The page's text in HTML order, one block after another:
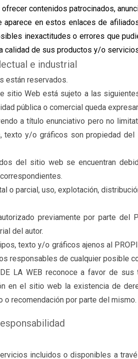
ofrecer contenidos patrocinados,
aparece en estos enlaces de
inexactitudes o errores que
calidad de sus productos y/o
e industrial
están reservados.
sitio Web está sujeto a las
pública o comercial queda
a título enunciativo pero no
texto y/o gráficos son propiedad del
del sitio web se encuentran
o parcial, uso, explotación,
previamente por parte del
del autor.
texto y/o gráficos ajenos al
responsables de cualquier posible
DE LA WEB reconoce a favor de
en el sitio web la existencia de
o recomendación por parte del mismo.
incluidos o disponibles a